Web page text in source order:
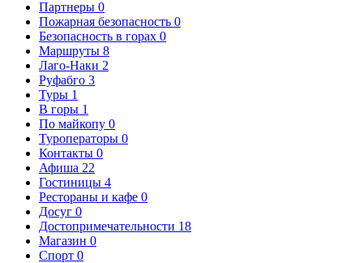
Партнеры 0
Пожарная безопасность 0
Безопасность в горах 0
Маршруты 8
Лаго-Наки 2
Руфабго 3
Туры 1
В горы 1
По майкопу 0
Туроператоры 0
Контакты 0
Афиша 22
Гостиницы 4
Рестораны и кафе 0
Досуг 0
Достопримечательности 18
Магазин 0
Спорт 0